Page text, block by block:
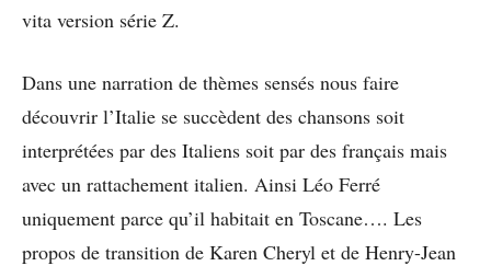
vita version série Z.
Dans une narration de thèmes sensés nous faire
découvrir l’Italie se succèdent des chansons soit
interprétées par des Italiens soit par des français mais
avec un rattachement italien. Ainsi Léo Ferré
uniquement parce qu’il habitait en Toscane…. Les
propos de transition de Karen Cheryl et de Henry-Jean